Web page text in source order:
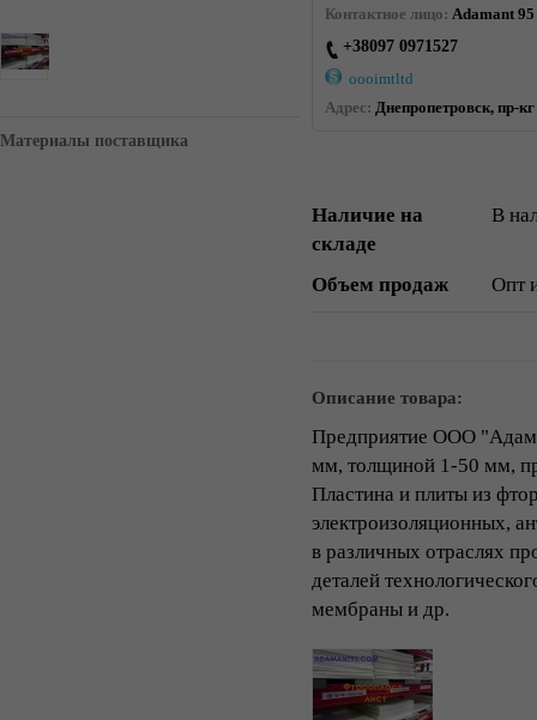
Материалы поставщика
Контактное лицо: Adamant 95
+38097 0971527
oooimtltd
Адрес: Днепропетровск, пр-
Наличие на
складе
В
Объем продаж Опт
Описание товара:
Предприятие ООО
мм, толщиной 1-50 мм,
Пластина и плиты из
электроизоляционных,
в различных отраслях
деталей
мембраны и др.